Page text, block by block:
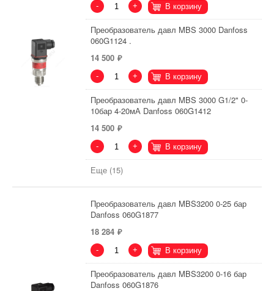
- + В корзину
Преобразователь давл MBS 3000 Danfoss
060G1124 .
14 500
- + В корзину
Преобразователь давл MBS 3000 G1/2" 0-
10бар 4-20мА Danfoss 060G1412
14 500
- + В корзину
Еще (15)
Преобразователь давл MBS3200 0-25 бар
Danfoss 060G1877
18 284
- + В корзину
Преобразователь давл MBS3200 0-16 бар
Danfoss 060G1876